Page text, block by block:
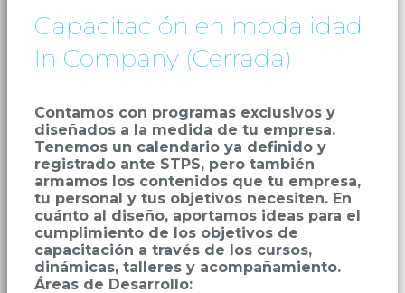
Capacitación en modalidad
In Company (Cerrada)
Contamos con programas exclusivos y
diseñados a la medida de tu empresa.
Tenemos un calendario ya definido y
registrado ante STPS, pero también
armamos los contenidos que tu empresa,
tu personal y tus objetivos necesiten. En
cuánto al diseño, aportamos ideas para el
cumplimiento de los objetivos de
capacitación a través de los cursos,
dinámicas, talleres y acompañamiento.
Áreas de Desarrollo: